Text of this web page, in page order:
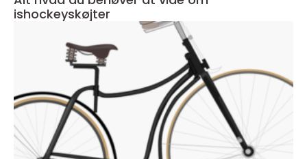
ishockeyskøjter